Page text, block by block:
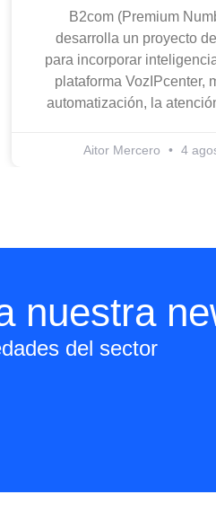
B2com (Premium
desarrolla un proyecto
para incorporar
plataforma VozIPcenter,
automatización, la
Aitor Mercero 4
nuestra
del sector